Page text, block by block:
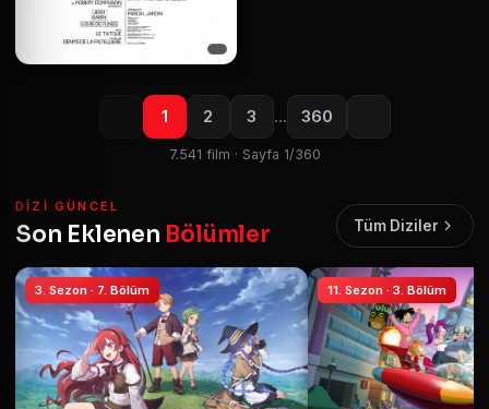
1 2 3 … 360
7.541 film · Sayfa 1/360
DIZI GÜNCEL
Son Eklenen Bölümler Tüm Diziler
3. Sezon · 7. Bölüm 11. Sezon · 3. Bölüm